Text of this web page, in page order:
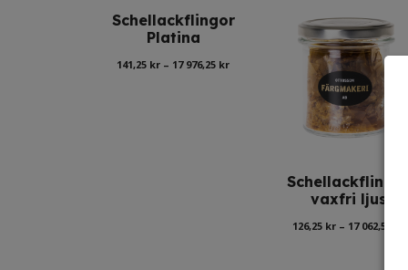
Schellackflingor
Platina
141,25 kr – 17 976,25 krPrisintervall:
Schellackflingor
vaxfri ljus
126,25 kr – 17 062,50